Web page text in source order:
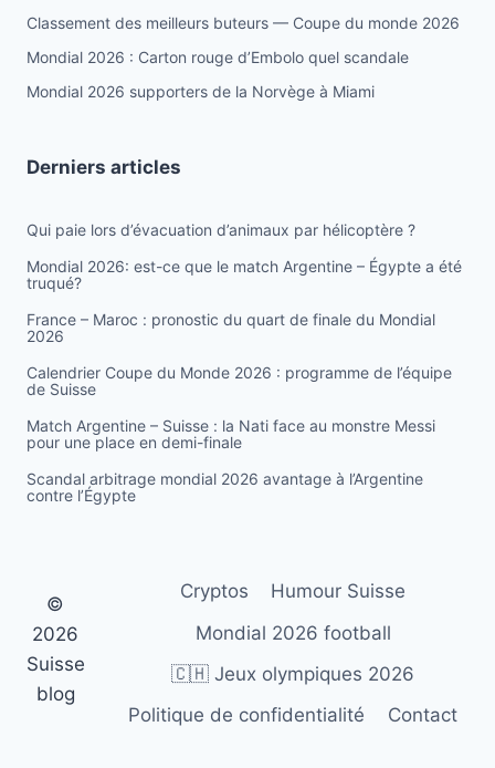
Classement des meilleurs buteurs — Coupe du monde 2026
Mondial 2026 : Carton rouge d’Embolo quel scandale
Mondial 2026 supporters de la Norvège à Miami
Derniers articles
Qui paie lors d’évacuation d’animaux par hélicoptère ?
Mondial 2026: est-ce que le match Argentine – Égypte a été
truqué?
France – Maroc : pronostic du quart de finale du Mondial
2026
Calendrier Coupe du Monde 2026 : programme de l’équipe
de Suisse
Match Argentine – Suisse : la Nati face au monstre Messi
pour une place en demi-finale
Scandal arbitrage mondial 2026 avantage à l’Argentine
contre l’Égypte
©
2026
Suisse
blog
Cryptos
Humour Suisse
Mondial 2026 football
🇨🇭 Jeux olympiques 2026
Politique de confidentialité
Contact